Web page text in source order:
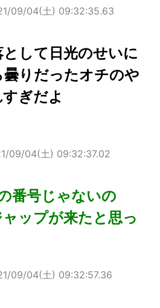
09/04(土) 09:32:35.63
して日光のせいに
りだったオチのや
ぎだよ
09/04(土) 09:32:37.02
番号じゃないの
ップが来たと思っ
09/04(土) 09:32:57.36